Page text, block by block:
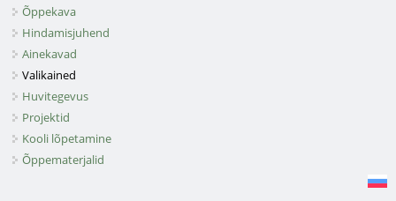
Õppekava
Hindamisjuhend
Ainekavad
Valikained
Huvitegevus
Projektid
Kooli lõpetamine
Õppematerjalid